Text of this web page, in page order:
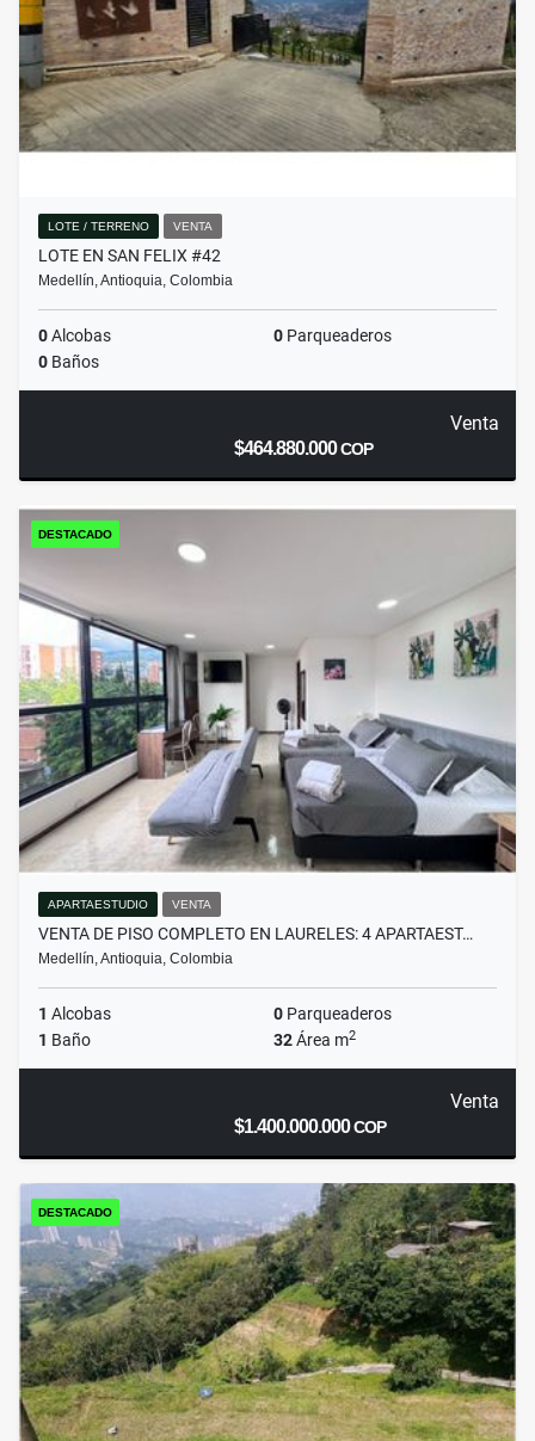
LOTE / TERRENO VENTA
LOTE EN SAN FELIX #42
Medellín, Antioquia, Colombia
0Alcobas 0 Parqueaderos
0 Baños
Venta
$464.880.000COP
DESTACADO
APARTAESTUDIO VENTA
VENTA DE PISO COMPLETO EN LAURELES: 4 APARTAEST…
Medellín, Antioquia, Colombia
1 Alcobas 0 Parqueaderos
1 Baño 32Área m2
Venta
$1.400.000.000COP
DESTACADO